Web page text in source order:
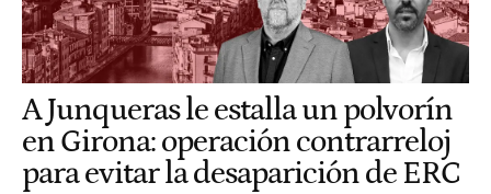
A Junqueras le estalla un polvorín
en Girona: operación contrarreloj
para evitar la desaparición de ERC